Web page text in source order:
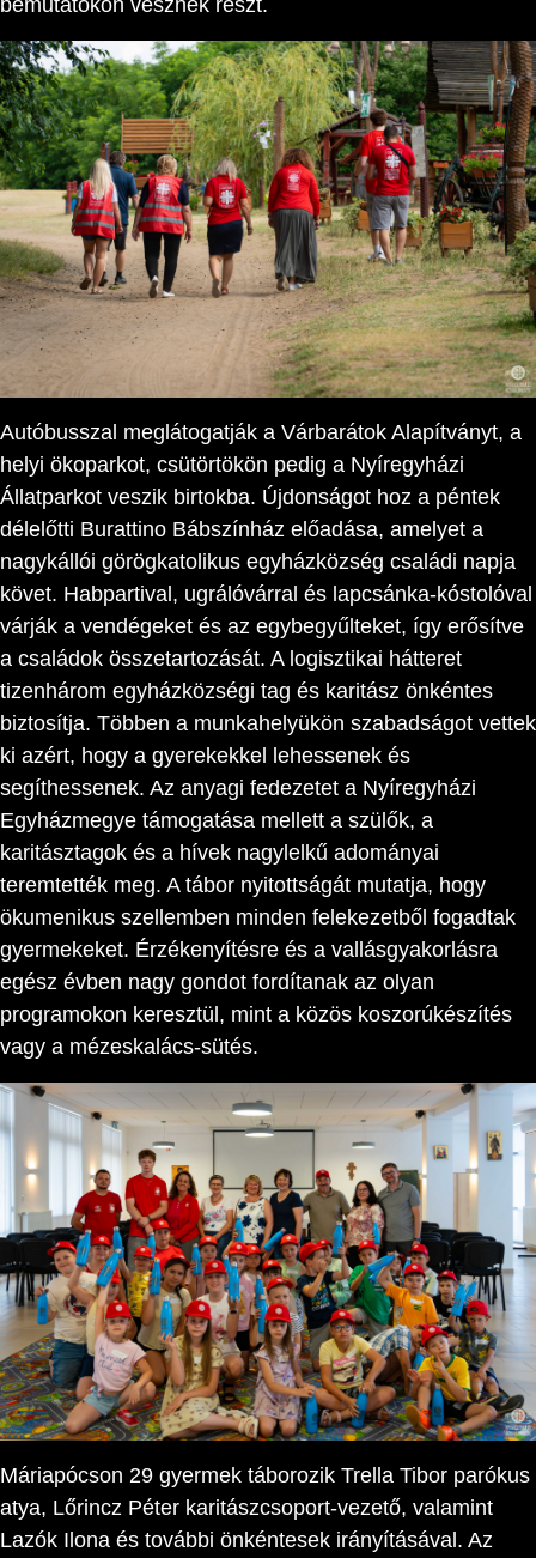
Autóbusszal meglátogatják a Várbarátok Alapítványt, a
helyi ökoparkot, csütörtökön pedig a Nyíregyházi
Állatparkot veszik birtokba. Újdonságot hoz a péntek
délelőtti Burattino Bábszínház előadása, amelyet a
nagykállói görögkatolikus egyházközség családi napja
követ. Habpartival, ugrálóvárral és lapcsánka-kóstolóval
várják a vendégeket és az egybegyűlteket, így erősítve
a családok összetartozását. A logisztikai hátteret
tizenhárom egyházközségi tag és karitász önkéntes
biztosítja. Többen a munkahelyükön szabadságot vettek
ki azért, hogy a gyerekekkel lehessenek és
segíthessenek. Az anyagi fedezetet a Nyíregyházi
Egyházmegye támogatása mellett a szülők, a
karitásztagok és a hívek nagylelkű adományai
teremtették meg. A tábor nyitottságát mutatja, hogy
ökumenikus szellemben minden felekezetből fogadtak
gyermekeket. Érzékenyítésre és a vallásgyakorlásra
egész évben nagy gondot fordítanak az olyan
programokon keresztül, mint a közös koszorúkészítés
vagy a mézeskalács-sütés.
Máriapócson 29 gyermek táborozik Trella Tibor parókus
atya, Lőrincz Péter karitászcsoport-vezető, valamint
Lazók Ilona és további önkéntesek irányításával. Az